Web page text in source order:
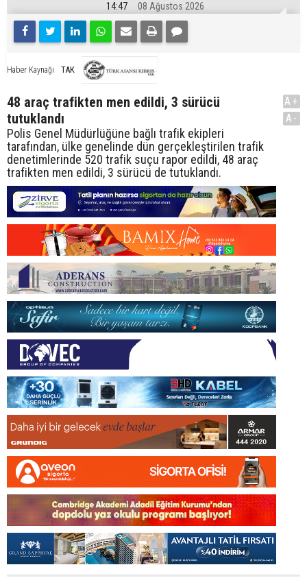
14:47 08 Ağustos 2026
Haber Kaynağı TAK
48 araç trafikten men edildi, 3 sürücü
tutuklandı
Polis Genel Müdürlüğüne bağlı trafik ekipleri
tarafından, ülke genelinde dün gerçekleştirilen trafik
denetimlerinde 520 trafik suçu rapor edildi, 48 araç
trafikten men edildi, 3 sürücü de tutuklandı.
A+
A-